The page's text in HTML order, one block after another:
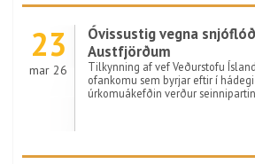
23
mar 26
Óvissustig vegna
Austfjörðum
Tilkynning af vef Veðurstofu
ofankomu sem byrjar eftir í hádegi
úrkomuákefðin verður